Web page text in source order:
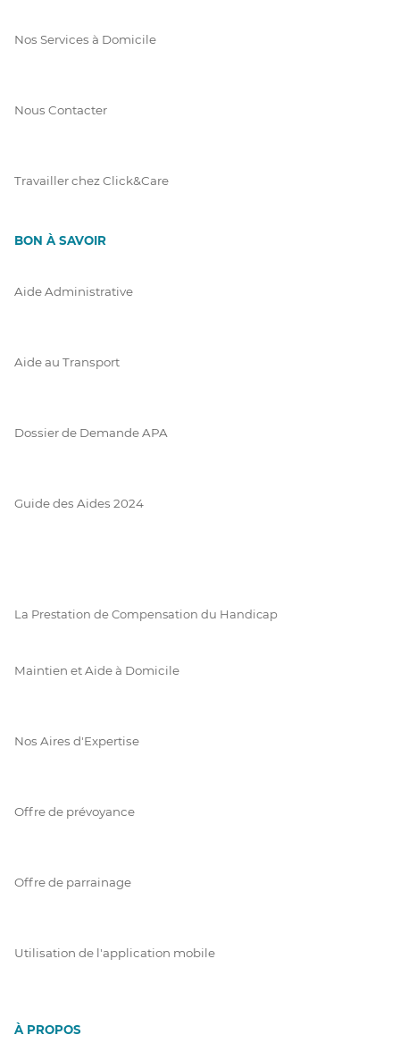
Nos Services à Domicile
Nous Contacter
Travailler chez Click&Care
BON À SAVOIR
Aide Administrative
Aide au Transport
Dossier de Demande APA
Guide des Aides 2024
La Prestation de Compensation du Handicap
Maintien et Aide à Domicile
Nos Aires d'Expertise
Offre de prévoyance
Offre de parrainage
Utilisation de l'application mobile
À PROPOS